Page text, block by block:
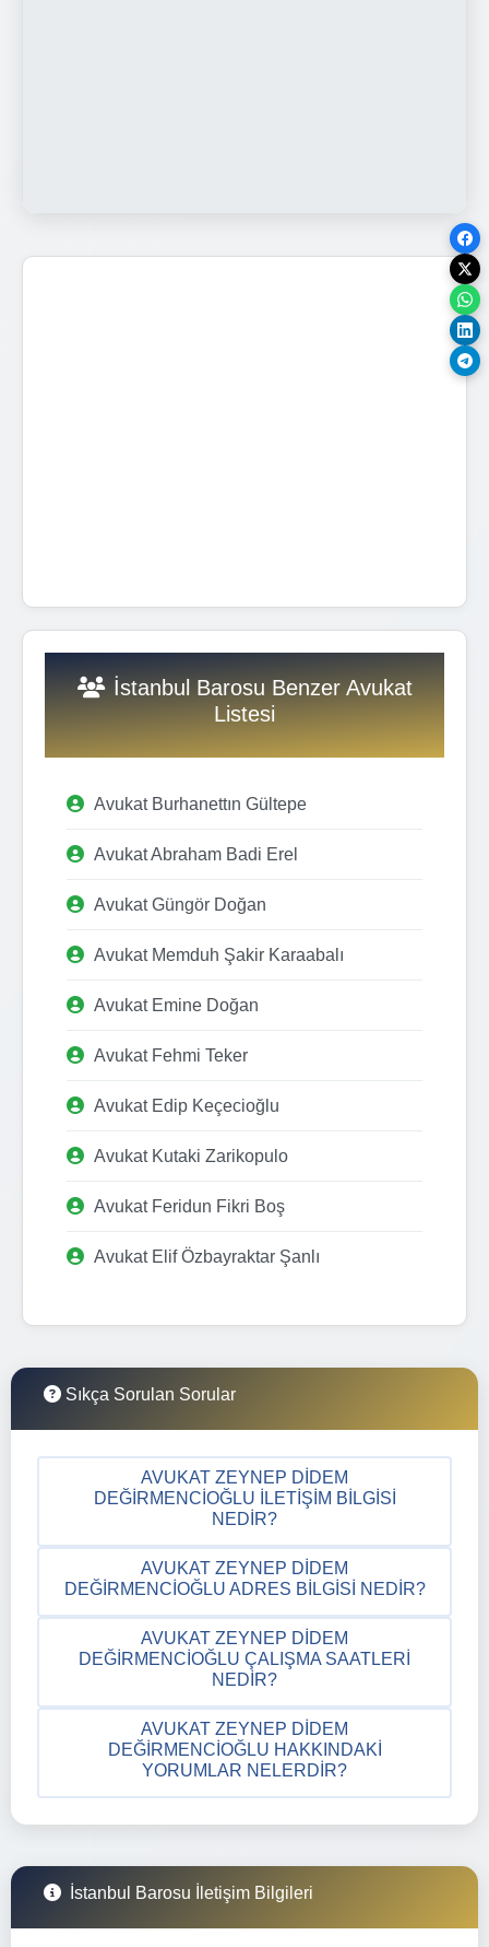
İstanbul Barosu Benzer Avukat
Listesi
Avukat Burhanettın Gültepe
Avukat Abraham Badi Erel
Avukat Güngör Doğan
Avukat Memduh Şakir Karaabalı
Avukat Emine Doğan
Avukat Fehmi Teker
Avukat Edip Keçecioğlu
Avukat Kutaki Zarikopulo
Avukat Feridun Fikri Boş
Avukat Elif Özbayraktar Şanlı
Sıkça Sorulan Sorular
AVUKAT ZEYNEP DIDEM
DEĞIRMENCIOĞLU İLETIŞIM BILGISI
NEDIR?
AVUKAT ZEYNEP DIDEM
DEĞIRMENCIOĞLU ADRES BILGISI NEDIR?
AVUKAT ZEYNEP DIDEM
DEĞIRMENCIOĞLU ÇALIŞMA SAATLERI
NEDIR?
AVUKAT ZEYNEP DIDEM
DEĞIRMENCIOĞLU HAKKINDAKI
YORUMLAR NELERDIR?
İstanbul Barosu İletişim Bilgileri